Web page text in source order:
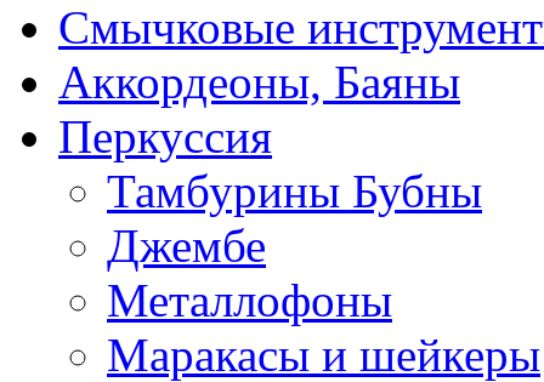
Смычковые
Аккордеоны, Баяны
Перкуссия
Тамбурины Бубны
Джембе
Металлофоны
Маракасы и шейкеры